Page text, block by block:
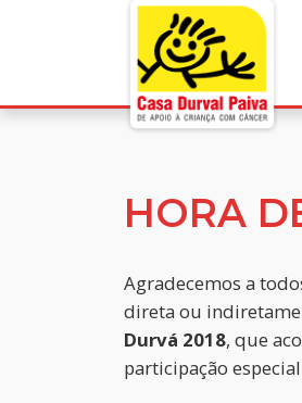
HORA
Agradecemos a
direta ou
Durvá 2018, que
participação